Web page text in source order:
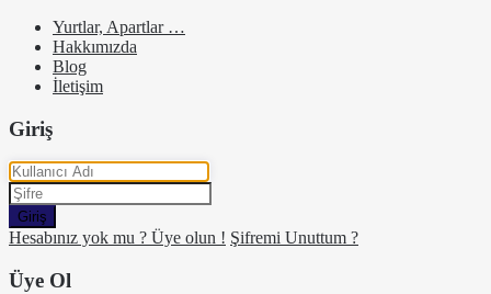
Yurtlar, Apartlar …
Hakkımızda
Blog
İletişim
Giriş
Giriş
Hesabınız yok mu ? Üye olun ! Şifremi Unuttum ?
Üye Ol